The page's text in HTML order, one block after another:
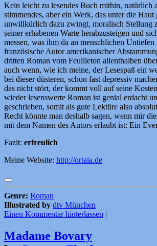
Kein leicht zu lesendes Buch mithin, natürlich
stimmendes, aber ein Werk, das unter die Haut
unwillkürlich dazu zwingt, moralisch Stellung
seiner erhabenen Warte herabzusteigen und
messen, was ihm da an menschlichen
französische Autor amerikanischer
dritten Roman vom Feuilleton allenthalben
auch wenn, wie ich meine, der Lesespaß ein
bei dieser düsteren, schon fast depressiv
das nicht stört, der kommt voll auf seine
wieder lesenswerte Roman ist genial erdacht
geschrieben, somit als gute Lektüre also
Recht könnte man deshalb sagen, wenn mir
mit dem Namen des Autors erlaubt ist: Ein
Fazit: erfreulich
Meine Website: http://ortaia.de
Genre: Roman
Illustrated by dtv München
Einen Kommentar hinterlassen |
Madame Bovary